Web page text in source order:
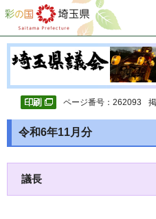
彩の国 埼玉県
ページ番号：262093
令和6年11月分
議長